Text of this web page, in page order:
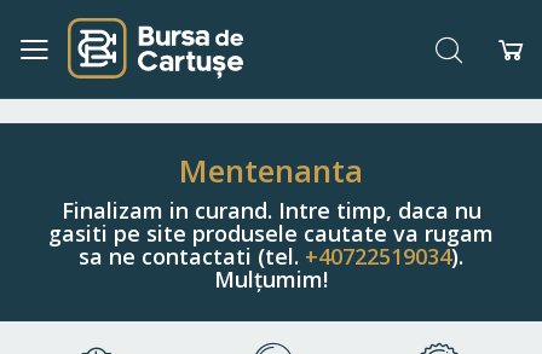
Navigați
Conținut
Căutare
Mentenanta
Finalizam in curand. Intre timp, daca nu
gasiti pe site produsele cautate va rugam
sa ne contactati (tel. +40722519034).
Mulțumim!